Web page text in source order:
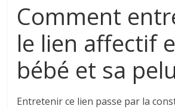
Comment
le lien affectif
bébé et sa
Entretenir ce lien passe par la